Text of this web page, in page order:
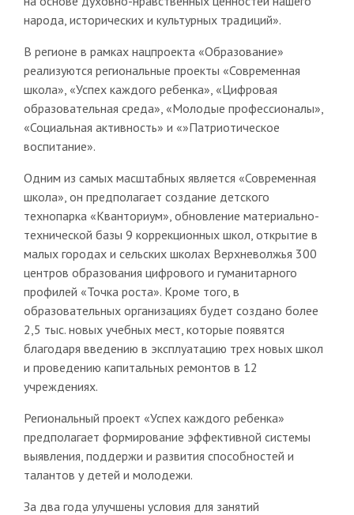
народа, исторических и культурных традиций».
В регионе в рамках нацпроекта «Образование»
реализуются региональные проекты «Современная
школа», «Успех каждого ребенка», «Цифровая
образовательная среда», «Молодые профессионалы»,
«Социальная активность» и «»Патриотическое
воспитание».
Одним из самых масштабных является «Современная
школа», он предполагает создание детского
технопарка «Кванториум», обновление материально-
технической базы 9 коррекционных школ, открытие в
малых городах и сельских школах Верхневолжья 300
центров образования цифрового и гуманитарного
профилей «Точка роста». Кроме того, в
образовательных организациях будет создано более
2,5 тыс. новых учебных мест, которые появятся
благодаря введению в эксплуатацию трех новых школ
и проведению капитальных ремонтов в 12
учреждениях.
Региональный проект «Успех каждого ребенка»
предполагает формирование эффективной системы
выявления, поддержи и развития способностей и
талантов у детей и молодежи.
За два года улучшены условия для занятий